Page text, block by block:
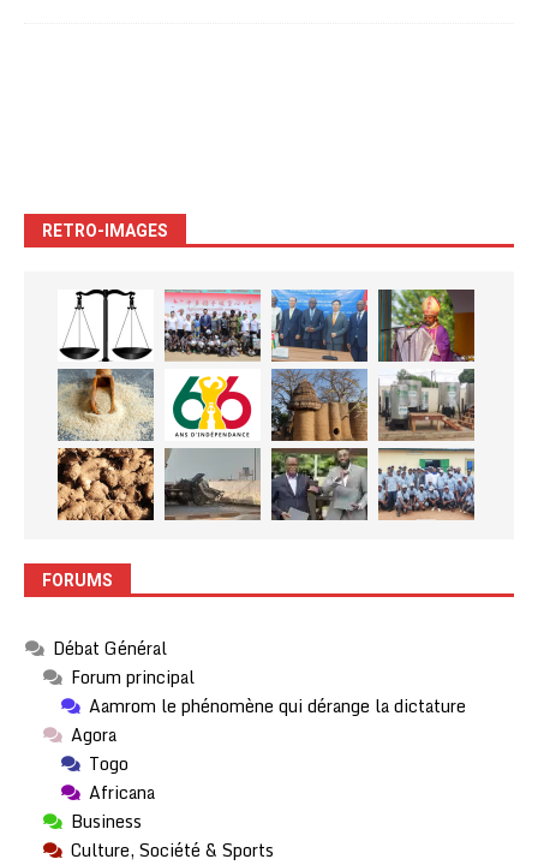
RETRO-IMAGES
FORUMS
Débat Général
Forum principal
Aamrom le phénomène qui dérange la dictature
Agora
Togo
Africana
Business
Culture, Société & Sports